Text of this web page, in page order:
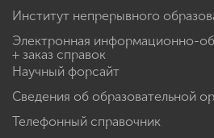
Институт непрерывного
Электронная информационно-
+ заказ справок
Научный форсайт
Сведения об образовательной
Телефонный справочник